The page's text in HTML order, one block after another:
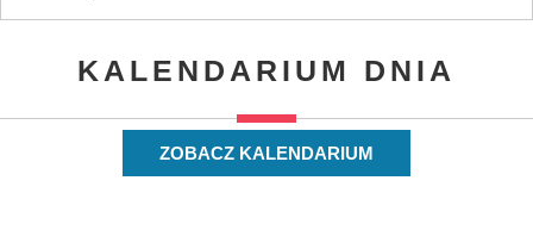
KALENDARIUM DNIA
ZOBACZ KALENDARIUM